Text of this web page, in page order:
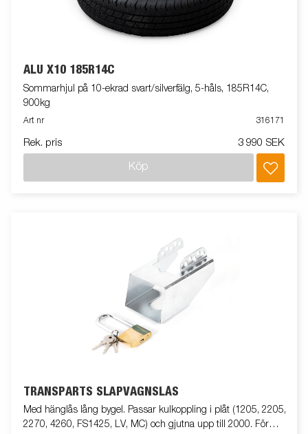
ALU X10 185R14C
Sommarhjul på 10-ekrad svart/silverfälg, 5-håls, 185R14C,
900kg
Art nr 316171
Rek. pris 3 990 SEK
Köp
TRANSPARTS SLÄPVAGNSLÅS
Med hänglås lång bygel. Passar kulkoppling i plåt (1205, 2205,
2270, 4260, FS1425, LV, MC) och gjutna upp till 2000. För